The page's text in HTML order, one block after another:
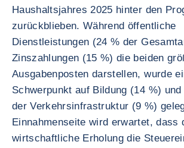
Haushaltsjahres 2025 hinter den
zurückblieben. Während öffentliche
Dienstleistungen (24 % der
Zinszahlungen (15 %) die beiden
Ausgabenposten darstellen, wurde
Schwerpunkt auf Bildung (14 %) und
der Verkehrsinfrastruktur (9 %)
Einnahmenseite wird erwartet, dass
wirtschaftliche Erholung die